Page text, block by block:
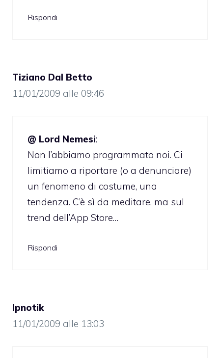
Rispondi
Tiziano Dal Betto
11/01/2009 alle 09:46
@ Lord Nemesi:
Non l’abbiamo programmato noi. Ci
limitiamo a riportare (o a denunciare)
un fenomeno di costume, una
tendenza. C’è sì da meditare, ma sul
trend dell’App Store…
Rispondi
Ipnotik
11/01/2009 alle 13:03